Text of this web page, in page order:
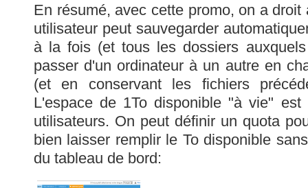
En résumé, avec cette promo, on a
utilisateur peut sauvegarder
à la fois (et tous les dossiers
passer d'un ordinateur à un autre en
(et en conservant les fichiers
L'espace de 1To disponible "à vie"
utilisateurs. On peut définir un quota
bien laisser remplir le To disponible
du tableau de bord: